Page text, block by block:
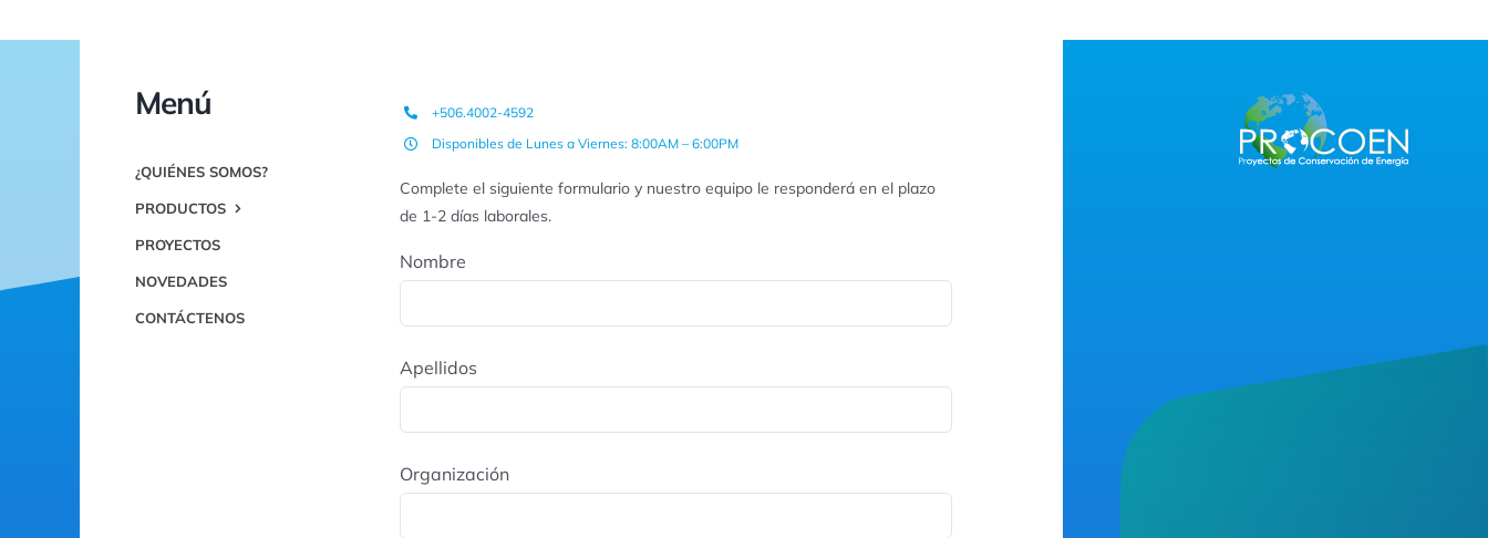
Menú
¿QUIÉNES SOMOS?
PRODUCTOS
PROYECTOS
NOVEDADES
CONTÁCTENOS
+506.4002-4592
Disponibles de Lunes a Viernes: 8:00AM – 6:00PM
Complete el siguiente formulario y nuestro equipo le responderá en el plazo
de 1-2 días laborales.
Nombre
Apellidos
Organización